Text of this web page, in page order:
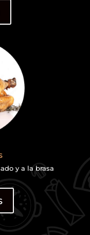
y a la brasa